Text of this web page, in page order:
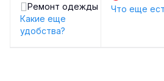
Ремонт одежды
Какие еще
удобства?
Что еще